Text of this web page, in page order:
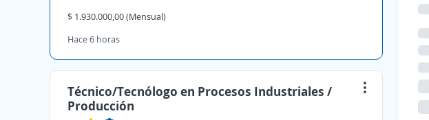
$ 1.930.000,00 (Mensual)
Hace 6 horas
Técnico/Tecnólogo en Procesos Industriales /
Producción